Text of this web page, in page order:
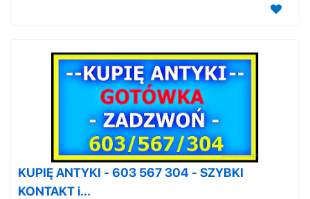
KUPIĘ ANTYKI - 603 567 304 - SZYBKI
KONTAKT i...